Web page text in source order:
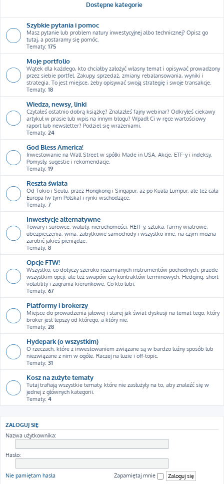
Dostępne kategorie
Szybkie pytania i pomoc
Masz pytanie lub problem natury inwestycyjnej albo technicznej? Opisz go
tutaj, a postaramy się pomóc.
Tematy: 175
Moje portfolio
Wątek dla każdego, kto chciałby założyć własny temat i opisywać prowadzony
przez siebie portfel. Zakupy, sprzedaż, zmiany, rebalansowania, wyniki i
strategia. To jest miejsce, żeby opisywać swoją strategię i swoje transakcje.
Tematy: 18
Wiedza, newsy, linki
Czytałeś ostatnio dobrą książkę? Znalazłeś fajny webinar? Odkryłeś ciekawy
artykuł w prasie lub wpis na innym blogu? Wpadł Ci w ręce wartościowy
raport lub newsletter? Podziel się wrażeniami.
Tematy: 24
God Bless America!
Inwestowanie na Wall Street w spółki Made in USA. Akcje, ETF-y i indeksy.
Pomysły, sugestie i rekomendacje.
Tematy: 19
Reszta świata
Od Tokio i Seulu, przez Hongkong i Singapur, aż po Kuala Lumpur, ale też cała
Europa (w tym Polska) i rynki wschodzące.
Tematy: 7
Inwestycje alternatywne
Towary i surowce, waluty, nieruchomości, REIT-y, sztuka, farmy wiatrowe,
ubezpieczenia, wina, zabytkowe samochody i wszystko inne, na czym można
zarobić jakieś pieniądze.
Tematy: 8
Opcje FTW!
Wszystko, co dotyczy szeroko rozumianych instrumentów pochodnych, przede
wszystkim opcji, ale też swapów czy kontraktów terminowych. Hedging, short
volatility i zagrania kierunkowe. Co kto lubi.
Tematy: 67
Platformy i brokerzy
Miejsce do prowadzenia jałowej i starej jak świat dyskusji na temat tego, który
broker jest lepszy od którego, a który nie.
Tematy: 28
Hydepark (o wszystkim)
O rzeczach, które z inwestowaniem związane są w bardzo luźny sposób lub
niezwiązane z nim w ogóle. Raczej na luzie i off-topic.
Tematy: 31
Kosz na zużyte tematy
Tutaj trafiają wszystkie tematy, które nie zasłużyły na to, aby znaleźć się w
jednej z głównych kategorii.
Tematy: 4
ZALOGUJ SIĘ
Nazwa użytkownika:
Hasło:
Nie pamiętam hasła Zapamiętaj mnie